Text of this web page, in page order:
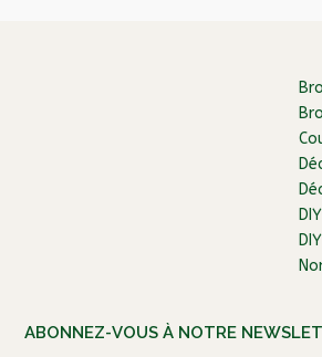
ABONNEZ-VOUS À NOTRE